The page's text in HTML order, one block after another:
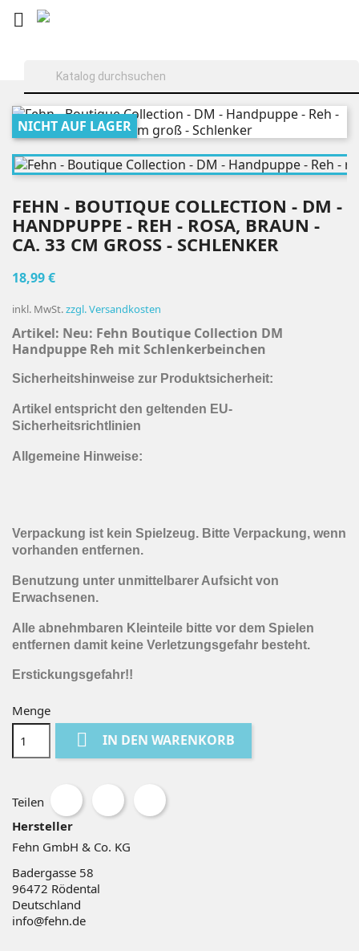

NICHT AUF LAGER
FEHN - BOUTIQUE COLLECTION - DM -
HANDPUPPE - REH - ROSA, BRAUN -
CA. 33 CM GROSS - SCHLENKER
18,99 €
inkl. MwSt.zzgl. Versandkosten
Artikel: Neu: Fehn Boutique Collection DM
Handpuppe Reh mit Schlenkerbeinchen
Sicherheitshinweise zur Produktsicherheit:
Artikel entspricht den geltenden EU-
Sicherheitsrichtlinien
Allgemeine Hinweise:
Verpackung ist kein Spielzeug. Bitte Verpackung, wenn
vorhanden entfernen.
Benutzung unter unmittelbarer Aufsicht von
Erwachsenen.
Alle abnehmbaren Kleinteile bitte vor dem Spielen
entfernen damit keine Verletzungsgefahr besteht.
Erstickungsgefahr!!
Menge
 IN DEN WARENKORB
Teilen
Hersteller
Fehn GmbH & Co. KG
Badergasse 58
96472 Rödental
Deutschland
info@fehn.de